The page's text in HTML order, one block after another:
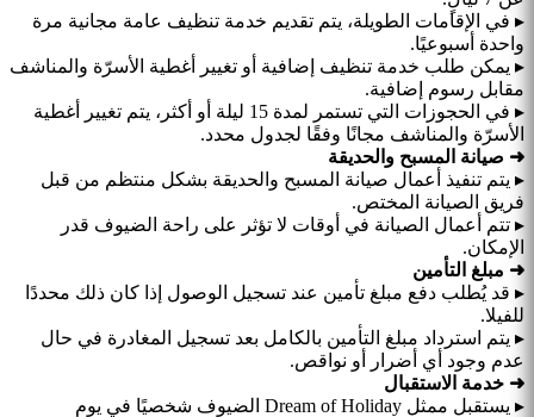
▸ في الإقامات الطويلة، يتم تقديم خدمة تنظيف عامة مجانية مرة
واحدة أسبوعيًا.
▸ يمكن طلب خدمة تنظيف إضافية أو تغيير أغطية الأسرّة والمناشف
مقابل رسوم إضافية.
▸ في الحجوزات التي تستمر لمدة 15 ليلة أو أكثر، يتم تغيير أغطية
الأسرّة والمناشف مجانًا وفقًا لجدول محدد.
➜ صيانة المسبح والحديقة
▸ يتم تنفيذ أعمال صيانة المسبح والحديقة بشكل منتظم من قبل
فريق الصيانة المختص.
▸ تتم أعمال الصيانة في أوقات لا تؤثر على راحة الضيوف قدر
الإمكان.
➜ مبلغ التأمين
▸ قد يُطلب دفع مبلغ تأمين عند تسجيل الوصول إذا كان ذلك محددًا
للفيلا.
▸ يتم استرداد مبلغ التأمين بالكامل بعد تسجيل المغادرة في حال
عدم وجود أي أضرار أو نواقص.
➜ خدمة الاستقبال
▸ يستقبل ممثل Dream of Holiday الضيوف شخصيًا في يوم